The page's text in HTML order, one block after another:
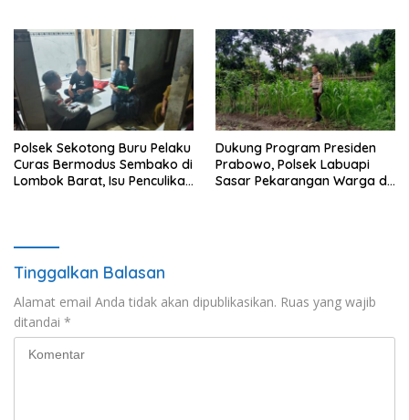
Polsek Sekotong Buru Pelaku
Curas Bermodus Sembako di
Lombok Barat, Isu Penculikan
Dukung Program Presiden
Prabowo, Polsek Labuapi
Sasar Pekarangan Warga di
Tinggalkan Balasan
Alamat email Anda tidak akan dipublikasikan. Ruas yang wajib
ditandai *